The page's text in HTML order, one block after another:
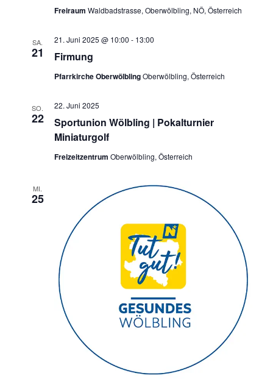
Freiraum Waldbadstrasse, Oberwölbling, NÖ, Österreich
SA.
21 Firmung
21. Juni 2025 @ 10:00 - 13:00
Pfarrkirche OberwölblingOberwölbling, Österreich
SO.
22
Sportunion Wölbling | Pokalturnier
Miniaturgolf
22. Juni 2025
Freizeitzentrum Oberwölbling, Österreich
MI.
25